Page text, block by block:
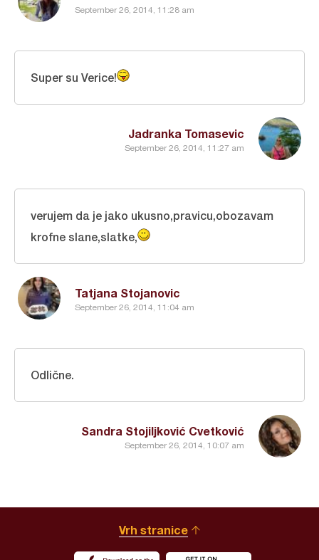
September 26, 2014, 11:28 am
Jadranka Tomasevic
September 26, 2014, 11:27 am
Super su Verice!
Tatjana Stojanovic
September 26, 2014, 11:04 am
verujem da je jako ukusno,pravicu,obozavam
krofne slane,slatke,
Sandra Stojiljković Cvetković
September 26, 2014, 10:07 am
Odlične.
Vrh stranice